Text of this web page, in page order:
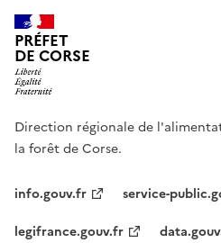
PRÉFET
DE CORSE
Direction régionale de
la forêt de Corse.
info.gouv.fr
service-
legifrance.gouv.fr